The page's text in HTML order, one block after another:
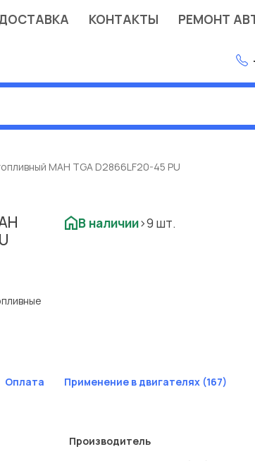
КОНТАКТЫ РЕМОНТ
МАН TGA D2866LF20-45 PU
В наличии>9 шт.
Оплата Применение в двигателях (167)
Производитель